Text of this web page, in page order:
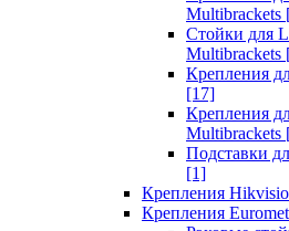
Multibrackets
Стойки для
Multibrackets
Крепления
[17]
Крепления
Multibrackets
Подставки
[1]
Крепления
Крепления Euromet